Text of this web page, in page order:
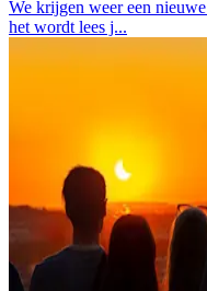
We krijgen weer een
het wordt lees j...